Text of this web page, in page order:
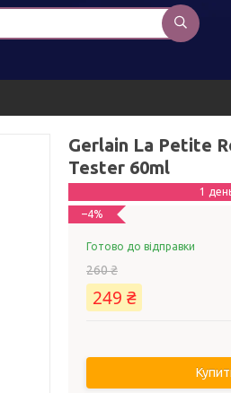
Gerlain La Petite
Tester 60ml
1
–4%
Готово до відправки
260 ₴
249 ₴